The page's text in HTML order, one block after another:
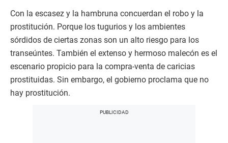
Con la escasez y la hambruna concuerdan el robo y la
prostitución. Porque los tugurios y los ambientes
sórdidos de ciertas zonas son un alto riesgo para los
transeúntes. También el extenso y hermoso malecón es el
escenario propicio para la compra-venta de caricias
prostituidas. Sin embargo, el gobierno proclama que no
hay prostitución.